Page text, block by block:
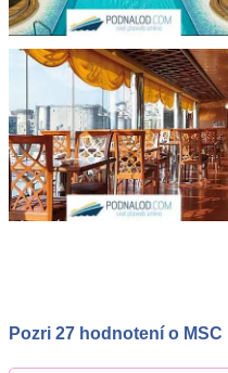
Pozri 27 hodnotení o MSC